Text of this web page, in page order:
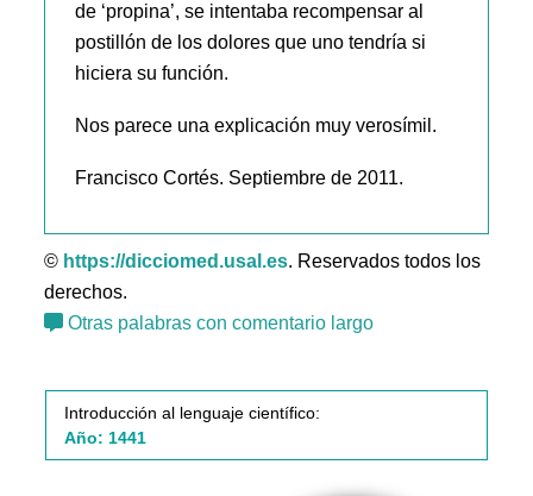
de ‘propina’, se intentaba recompensar al
postillón de los dolores que uno tendría si
hiciera su función.
Nos parece una explicación muy verosímil.
Francisco Cortés. Septiembre de 2011.
© https://dicciomed.usal.es. Reservados todos los
derechos.
Otras palabras con comentario largo
Introducción al lenguaje científico:
Año: 1441